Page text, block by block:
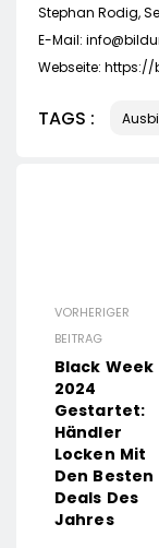
Stephan Rodig,
E-Mail:
Webseite:
TAGS :
VORHERIGER
BEITRAG
Black Week
2024
Gestartet:
Händler
Locken Mit
Den Besten
Deals Des
Jahres